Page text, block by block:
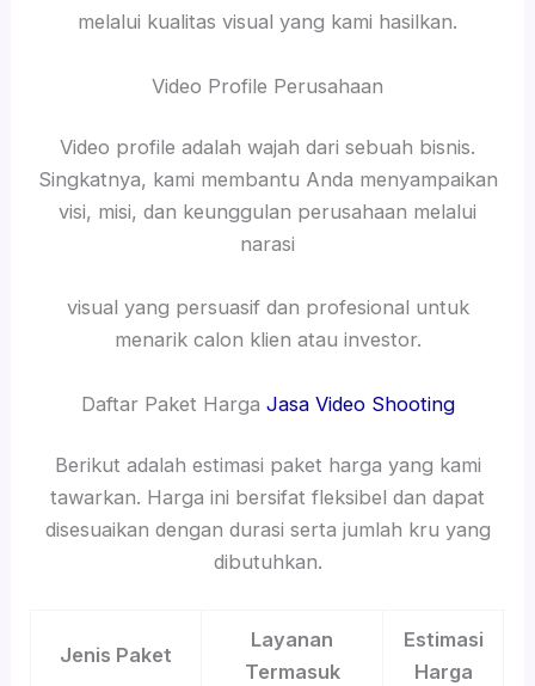
melalui kualitas visual yang kami hasilkan.
Video Profile Perusahaan
Video profile adalah wajah dari sebuah bisnis.
Singkatnya, kami membantu Anda menyampaikan
visi, misi, dan keunggulan perusahaan melalui
narasi
visual yang persuasif dan profesional untuk
menarik calon klien atau investor.
Daftar Paket Harga Jasa Video Shooting
Berikut adalah estimasi paket harga yang kami
tawarkan. Harga ini bersifat fleksibel dan dapat
disesuaikan dengan durasi serta jumlah kru yang
dibutuhkan.
Jenis Paket
Layanan
Termasuk
Estimasi
Harga